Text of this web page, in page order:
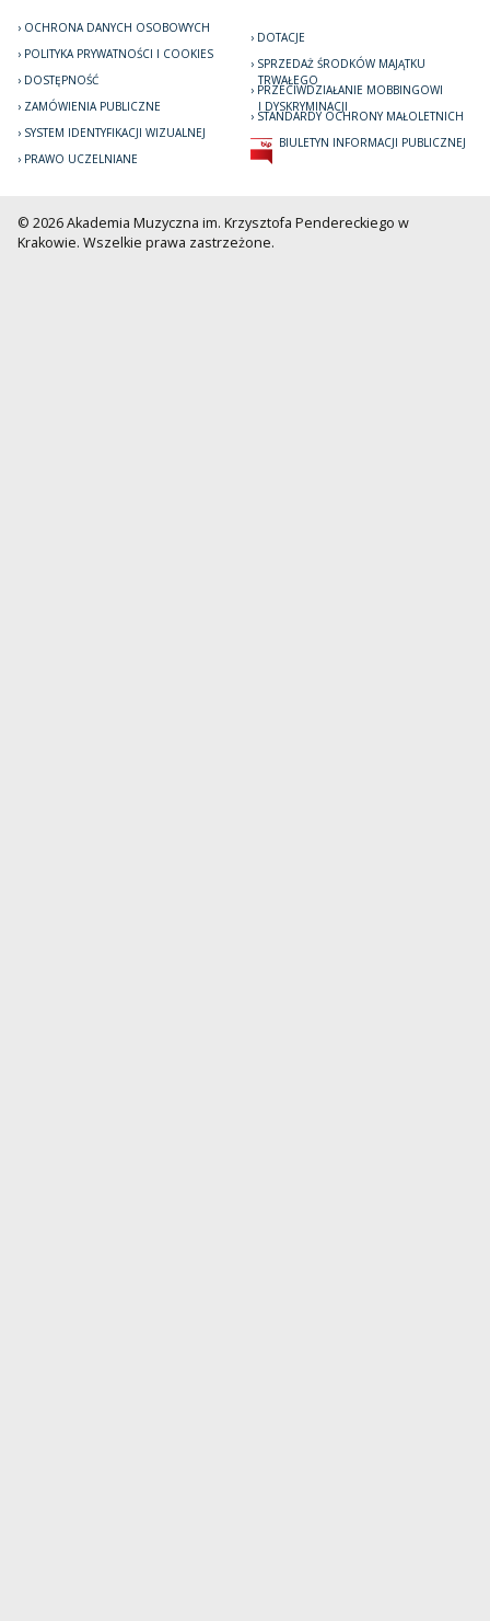
OCHRONA DANYCH OSOBOWYCH
POLITYKA PRYWATNOŚCI I COOKIES
DOSTĘPNOŚĆ
ZAMÓWIENIA PUBLICZNE
SYSTEM IDENTYFIKACJI WIZUALNEJ
PRAWO UCZELNIANE
DOTACJE
SPRZEDAŻ ŚRODKÓW MAJĄTKU
TRWAŁEGO
PRZECIWDZIAŁANIE MOBBINGOWI
I DYSKRYMINACJI
STANDARDY OCHRONY MAŁOLETNICH
BIULETYN INFORMACJI PUBLICZNEJ
© 2026 Akademia Muzyczna im. Krzysztofa Pendereckiego w
Krakowie. Wszelkie prawa zastrzeżone.